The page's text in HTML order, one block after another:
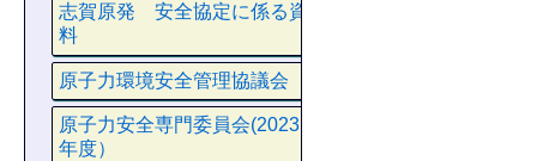
志賀原発 安全協定に係る資
料
原子力環境安全管理協議会
原子力安全専門委員会(2023
年度）